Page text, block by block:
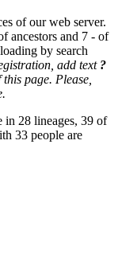
of our web server.
ancestors and 7 - of
by search
add text ?
page. Please,
in 28 lineages, 39 of
33 people are